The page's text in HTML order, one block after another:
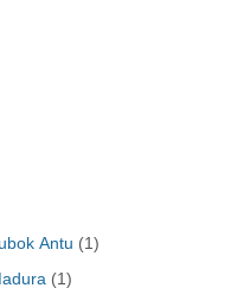
Antu (1)
(1)